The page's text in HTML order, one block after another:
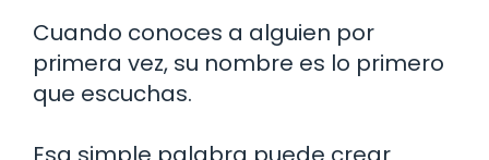
Cuando conoces a alguien por
primera vez, su nombre es lo primero
que escuchas.